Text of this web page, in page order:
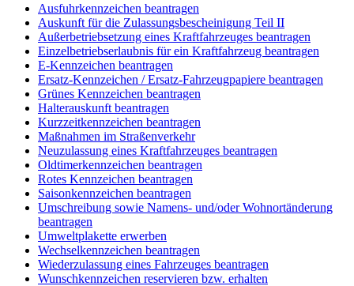
Ausfuhrkennzeichen beantragen
Auskunft für die Zulassungsbescheinigung Teil II
Außerbetriebsetzung eines Kraftfahrzeuges beantragen
Einzelbetriebserlaubnis für ein Kraftfahrzeug beantragen
E-Kennzeichen beantragen
Ersatz-Kennzeichen / Ersatz-Fahrzeugpapiere beantragen
Grünes Kennzeichen beantragen
Halterauskunft beantragen
Kurzzeitkennzeichen beantragen
Maßnahmen im Straßenverkehr
Neuzulassung eines Kraftfahrzeuges beantragen
Oldtimerkennzeichen beantragen
Rotes Kennzeichen beantragen
Saisonkennzeichen beantragen
Umschreibung sowie Namens- und/oder Wohnortänderung
beantragen
Umweltplakette erwerben
Wechselkennzeichen beantragen
Wiederzulassung eines Fahrzeuges beantragen
Wunschkennzeichen reservieren bzw. erhalten